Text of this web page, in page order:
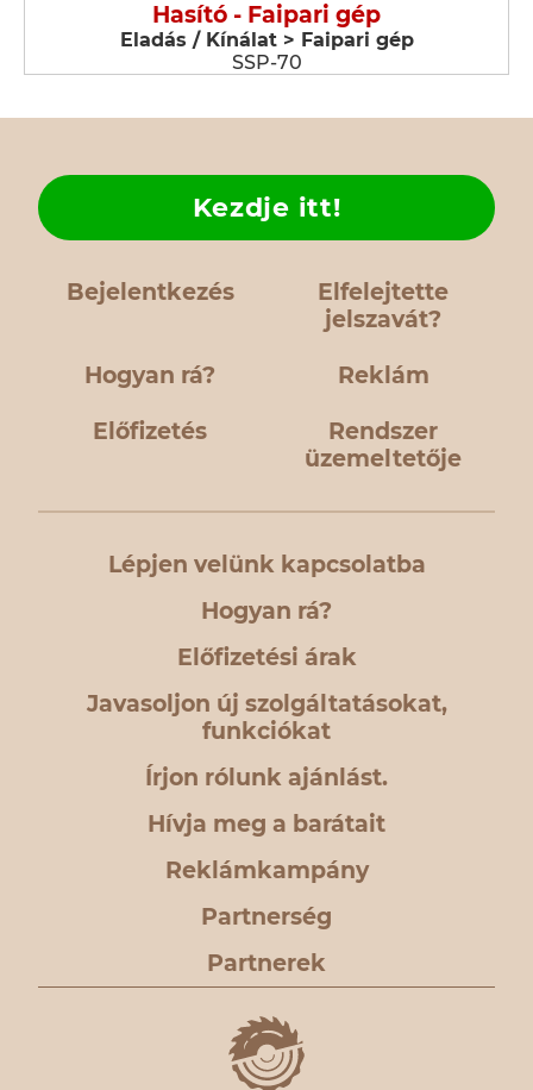
Hasító - Faipari gép
Eladás / Kínálat > Faipari gép
SSP-70
Bejelentkezés
Elfelejtette
jelszavát?
Hogyan rá?
Kezdje itt!
Reklám
Előfizetés
Rendszer
üzemeltetője
Lépjen velünk kapcsolatba
Hogyan rá?
Előfizetési árak
Javasoljon új szolgáltatásokat,
funkciókat
Írjon rólunk ajánlást.
Hívja meg a barátait
Reklámkampány
Partnerség
Partnerek